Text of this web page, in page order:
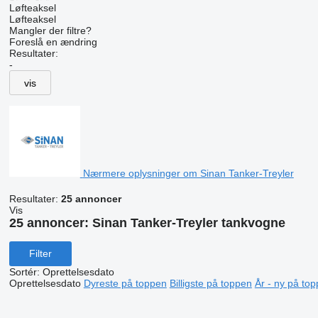
Løfteaksel
Løfteaksel
Mangler der filtre?
Foreslå en ændring
Resultater:
-
vis
Nærmere oplysninger om Sinan Tanker-Treyler
Resultater: 25 annoncer
Vis
25 annoncer: Sinan Tanker-Treyler tankvogne
Filter
Sortér: Oprettelsesdato
Oprettelsesdato Dyreste på toppen Billigste på toppen År - ny på